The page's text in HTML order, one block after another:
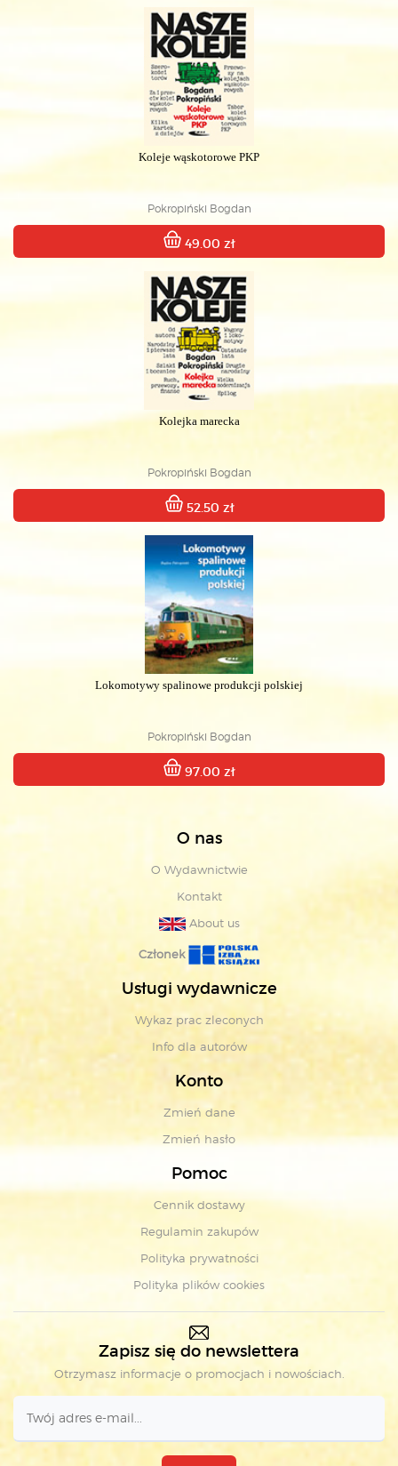
Koleje wąskotorowe PKP
Pokropiński Bogdan
49.00 zł
Kolejka marecka
Pokropiński Bogdan
52.50 zł
Lokomotywy spalinowe produkcji polskiej
Pokropiński Bogdan
97.00 zł
O nas
O Wydawnictwie
Kontakt
About us
Członek
Usługi wydawnicze
Wykaz prac zleconych
Info dla autorów
Konto
Zmień dane
Zmień hasło
Pomoc
Cennik dostawy
Regulamin zakupów
Polityka prywatności
Polityka plików cookies
Zapisz się do newslettera
Otrzymasz informacje o promocjach i nowościach.